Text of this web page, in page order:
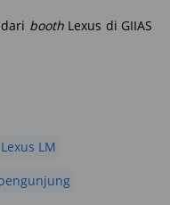
booth Lexus di GIIAS
Lexus LM